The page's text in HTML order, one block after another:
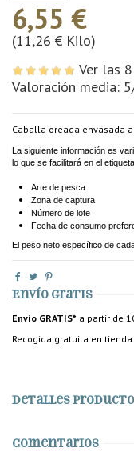
6,55 €
(11,26 € Kilo)
Ver las
Valoración media: 5
Caballa oreada envasada
La siguiente información es
lo que se facilitará en el
Arte de pesca
Zona de captura
Número de lote
Fecha de consumo
El peso neto específico de
Envío gratis
Envío GRATIS* a partir de
Recogida gratuita en tienda.
Detalles producto
Comentarios